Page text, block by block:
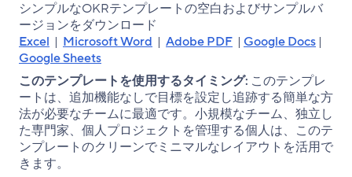
シンプルなOKRテンプレートの空白およびサンプルバ
ージョンをダウンロード
Excel | Microsoft Word | Adobe PDF | Google Docs |
Google Sheets
このテンプレートを使用するタイミング: このテンプレ
ートは、追加機能なしで目標を設定し追跡する簡単な方
法が必要なチームに最適です。小規模なチーム、独立し
た専門家、個人プロジェクトを管理する個人は、このテ
ンプレートのクリーンでミニマルなレイアウトを活用で
きます。